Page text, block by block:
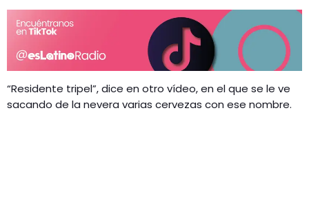
“Residente tripel”, dice en otro vídeo, en el que se le ve
sacando de la nevera varias cervezas con ese nombre.